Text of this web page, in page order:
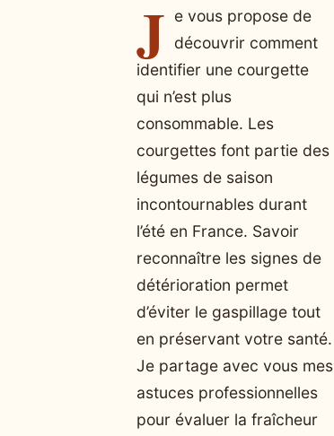
J e vous propose de
découvrir comment
identifier une courgette
qui n’est plus
consommable. Les
courgettes font partie des
légumes de saison
incontournables durant
l’été en France. Savoir
reconnaître les signes de
détérioration permet
d’éviter le gaspillage tout
en préservant votre santé.
Je partage avec vous mes
astuces professionnelles
pour évaluer la fraîcheur